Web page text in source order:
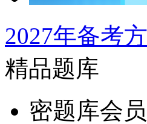
2027年备考
精品题库
密题库会员